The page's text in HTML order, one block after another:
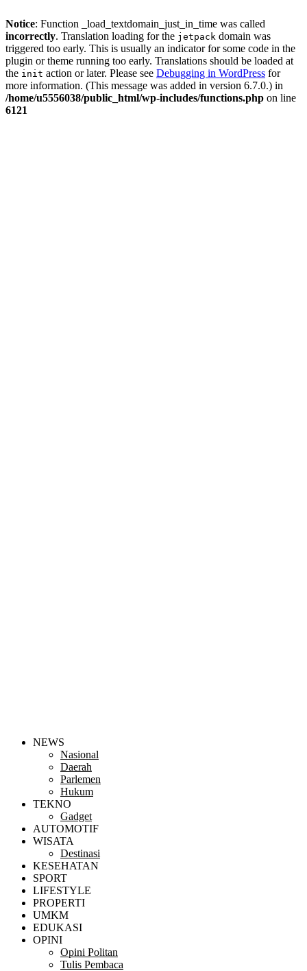
Notice: Function _load_textdomain_just_in_time was called
incorrectly. Translation loading for the jetpack domain was
triggered too early. This is usually an indicator for some code in the
plugin or theme running too early. Translations should be loaded at
the init action or later. Please see Debugging in WordPress for
more information. (This message was added in version 6.7.0.) in
/home/u5556038/public_html/wp-includes/functions.php on line
6121
NEWS
Nasional
Daerah
Parlemen
Hukum
TEKNO
Gadget
AUTOMOTIF
WISATA
Destinasi
KESEHATAN
SPORT
LIFESTYLE
PROPERTI
UMKM
EDUKASI
OPINI
Opini Politan
Tulis Pembaca